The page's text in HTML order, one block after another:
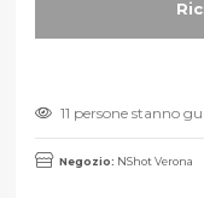
11 persone stanno
Negozio: NShot Verona